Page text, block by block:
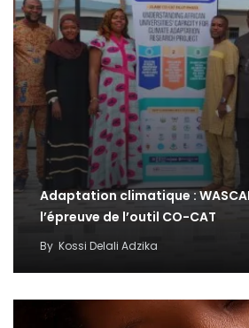
Adaptation climatique :
l’épreuve de l’outil CO-CAT
By Kossi Delali Adzika